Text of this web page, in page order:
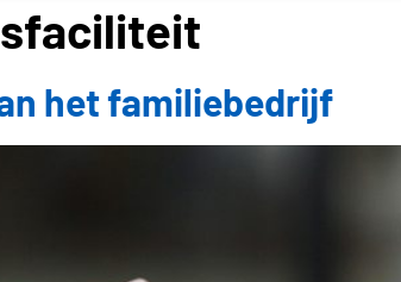
het familiebedrijf